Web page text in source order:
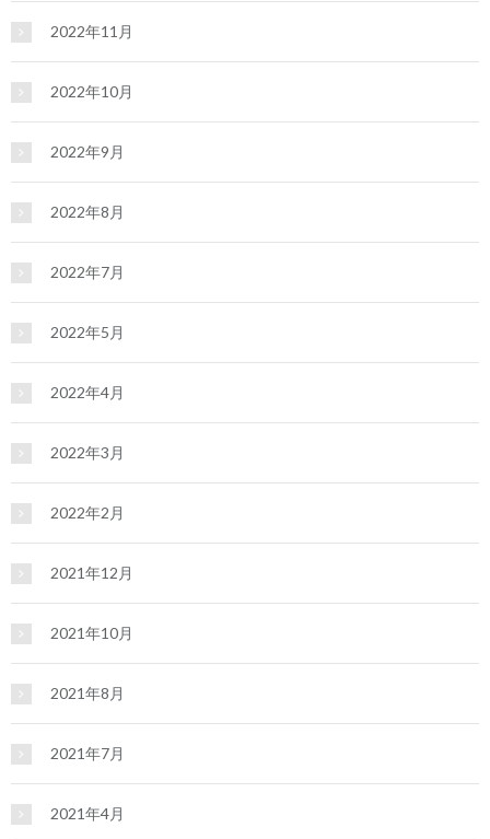
2022年11月
2022年10月
2022年9月
2022年8月
2022年7月
2022年5月
2022年4月
2022年3月
2022年2月
2021年12月
2021年10月
2021年8月
2021年7月
2021年4月